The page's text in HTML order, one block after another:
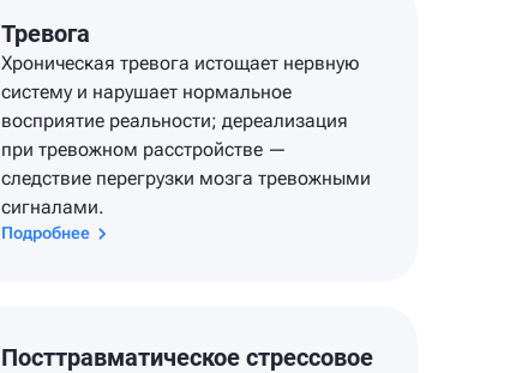
Тревога
Хроническая тревога истощает нервную
систему и нарушает нормальное
восприятие реальности; дереализация
при тревожном расстройстве —
следствие перегрузки мозга тревожными
сигналами.
Подробнее
Посттравматическое стрессовое